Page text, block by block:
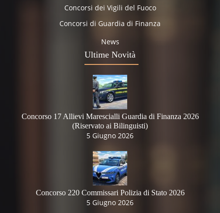
Concorsi dei Vigili del Fuoco
Concorsi di Guardia di Finanza
News
Ultime Novità
Concorso 17 Allievi Marescialli Guardia di Finanza 2026
(Riservato ai Bilinguisti)
5 Giugno 2026
Concorso 220 Commissari Polizia di Stato 2026
5 Giugno 2026